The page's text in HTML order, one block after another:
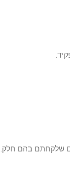
שלקחתם בהם חלק.